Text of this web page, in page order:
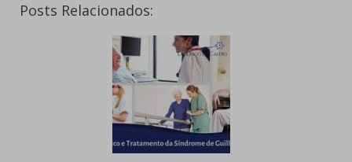
Posts Relacionados: